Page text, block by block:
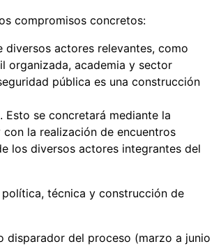
compromisos concretos:
actores relevantes, como
organizada, academia y sector
pública es una construcción
Esto se concretará mediante la
la realización de encuentros
los diversos actores integrantes del
política, técnica y construcción de
disparador del proceso (marzo a junio